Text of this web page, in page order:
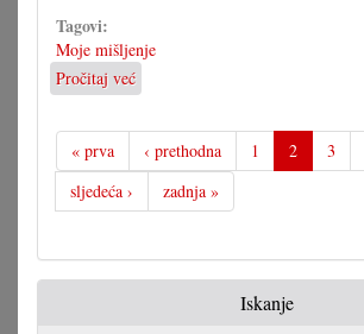
Tagovi:
Moje mišljenje
Pročitaj već
Zakon
mora
dati
odgovore
« prva ‹ prethodna 1 2 3
sljedeća ›
zadnja »
Iskanje